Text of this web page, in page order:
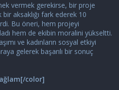
vermek gerekirse, bir proje
aksaklığı fark ederek 10
Bu öneri, hem projeyi
hem de ekibin moralini yükseltti.
ve kadınların sosyal etkiyi
gelerek başarılı bir sonuç
color]